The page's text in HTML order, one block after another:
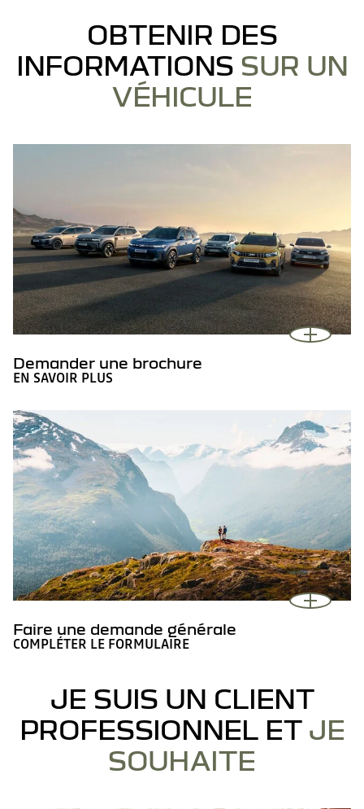
OBTENIR DES
INFORMATIONS SUR UN
VÉHICULE
Demander une brochure
EN SAVOIR PLUS
Faire une demande générale
COMPLÉTER LE FORMULAIRE
JE SUIS UN CLIENT
PROFESSIONNEL ET JE
SOUHAITE